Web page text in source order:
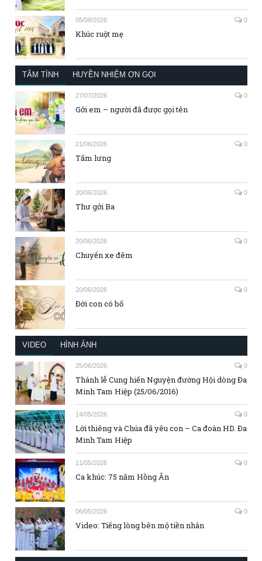
05/08/2026 0
Khúc ruột mẹ
TÂM TÌNH HUYỀN NHIỆM ƠN GỌI
27/07/2026 0
Gởi em – người đã được gọi tên
21/06/2026 0
Tấm lưng
20/06/2026 0
Thư gởi Ba
20/06/2026 0
Chuyến xe đêm
20/06/2026 0
Đời con có bố
VIDEO HÌNH ẢNH
25/06/2026 0
Thánh lễ Cung hiến Nguyện đường Hội dòng Đa
Minh Tam Hiệp (25/06/2016)
14/05/2026 0
Lời thiêng và Chúa đã yêu con – Ca đoàn HD. Đa
Minh Tam Hiệp
11/05/2026 0
Ca khúc: 75 năm Hồng Ân
06/05/2026 0
Video: Tiếng lòng bên mộ tiền nhân